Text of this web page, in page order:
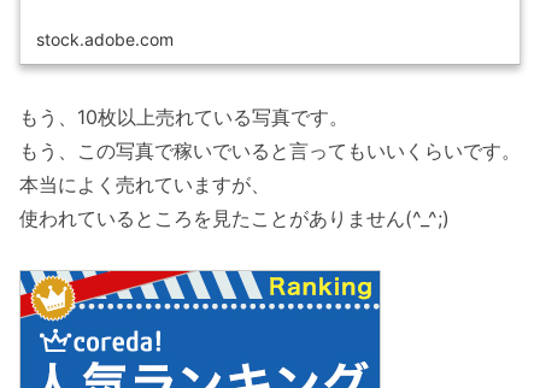
stock.adobe.com
もう、10枚以上売れている写真です。
もう、この写真で稼いでいると言ってもいいくらいです。
本当によく売れていますが、
使われているところを見たことがありません(^_^;)